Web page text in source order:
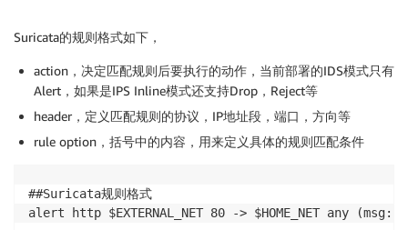
Suricata的规则格式如下，
action，决定匹配规则后要执行的动作，当前部署的IDS模式只有
Alert，如果是IPS Inline模式还支持Drop，Reject等
header，定义匹配规则的协议，IP地址段，端口，方向等
rule option，括号中的内容，用来定义具体的规则匹配条件
##Suricata规则格式
alert http $EXTERNAL_NET 80 -> $HOME_NET any